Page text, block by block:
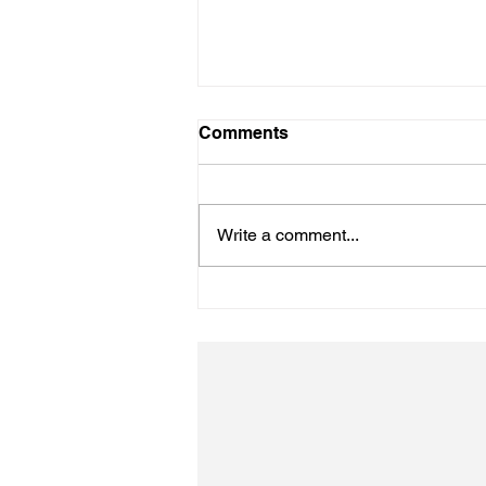
初詣
Comments
Write a comment...